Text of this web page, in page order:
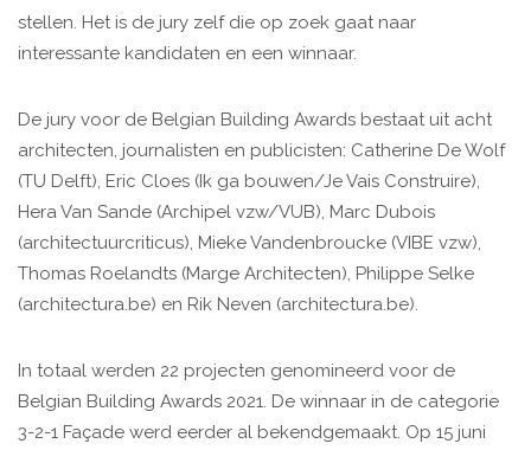
stellen. Het is de jury zelf die op zoek gaat naar
interessante kandidaten en een winnaar.
De jury voor de Belgian Building Awards bestaat uit acht
architecten, journalisten en publicisten: Catherine De Wolf
(TU Delft), Eric Cloes (Ik ga bouwen/Je Vais Construire),
Hera Van Sande (Archipel vzw/VUB), Marc Dubois
(architectuurcriticus), Mieke Vandenbroucke (VIBE vzw),
Thomas Roelandts (Marge Architecten), Philippe Selke
(architectura.be) en Rik Neven (architectura.be).
In totaal werden 22 projecten genomineerd voor de
Belgian Building Awards 2021. De winnaar in de categorie
3-2-1 Façade werd eerder al bekendgemaakt. Op 15 juni